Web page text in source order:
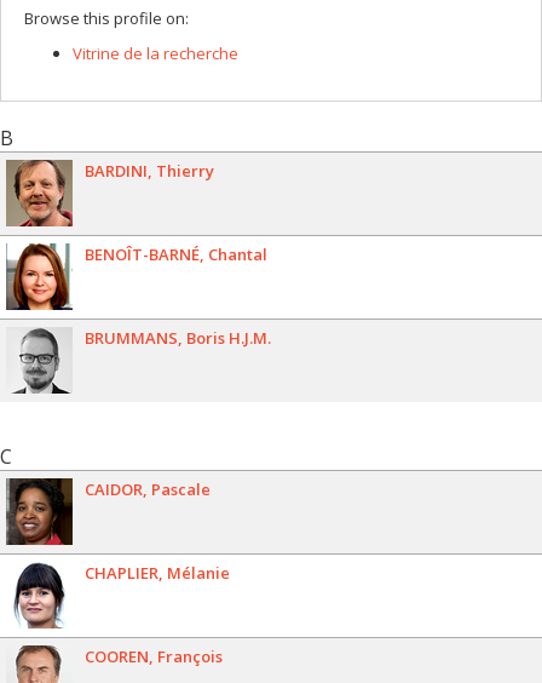
Browse this profile on:
Vitrine de la recherche
B
BARDINI Thierry
BENOÎT-BARNÉ Chantal
BRUMMANS Boris H.J.M.
C
CAIDOR Pascale
CHAPLIER Mélanie
COOREN François